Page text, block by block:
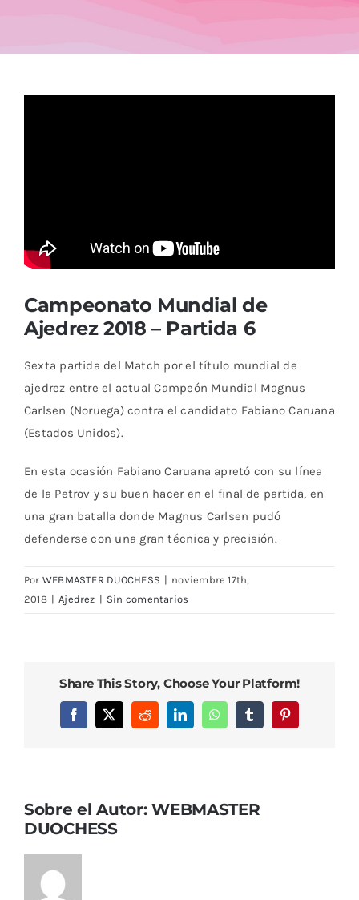
Campeonato Mundial de
Ajedrez 2018 – Partida 6
Sexta partida del Match por el título mundial de
ajedrez entre el actual Campeón Mundial Magnus
Carlsen (Noruega) contra el candidato Fabiano Caruana
(Estados Unidos).
En esta ocasión Fabiano Caruana apretó con su línea
de la Petrov y su buen hacer en el final de partida, en
una gran batalla donde Magnus Carlsen pudó
defenderse con una gran técnica y precisión.
Por WEBMASTER DUOCHESS | noviembre 17th,
2018 | Ajedrez | Sin comentarios
Share This Story, Choose Your Platform!
Facebook
X RedditLinkedInWhatsAppTumblrPinterest
Sobre el Autor:WEBMASTER
DUOCHESS